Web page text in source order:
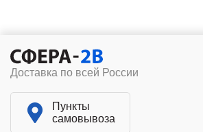
Доставка по всей России
Пункты
самовывоза